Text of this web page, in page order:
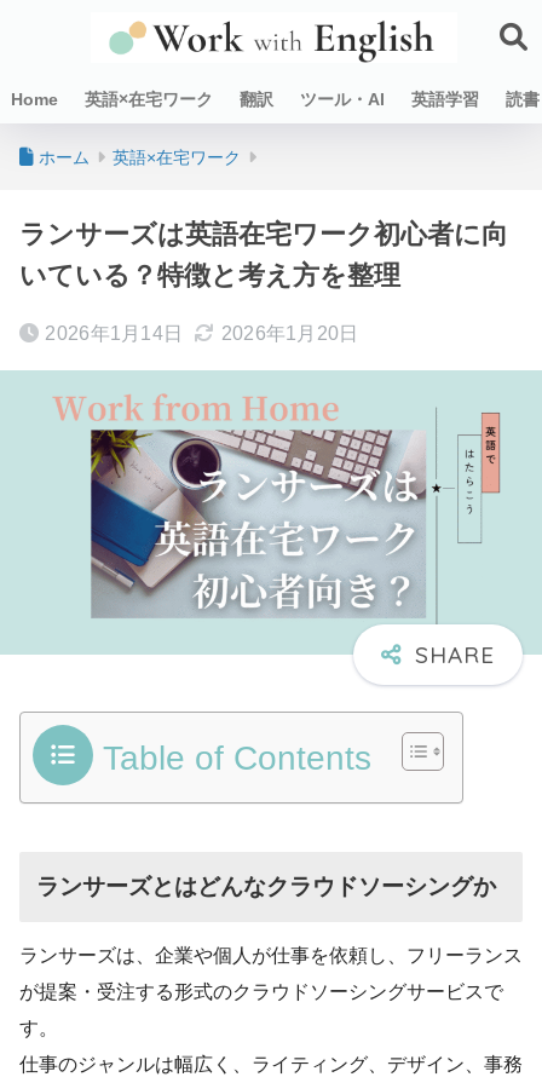
Home 英語×在宅ワーク 翻訳 ツール・AI 英語学習 読
ホーム 英語×在宅ワーク
ランサーズは英語在宅ワーク初心者に向
いている？特徴と考え方を整理
2026年1月14日 2026年1月20日
Table of Contents
ランサーズとはどんなクラウドソーシングか
ランサーズは、企業や個人が仕事を依頼し、フリーランス
が提案・受注する形式のクラウドソーシングサービスで
す。
仕事のジャンルは幅広く、ライティング、デザイン、事務